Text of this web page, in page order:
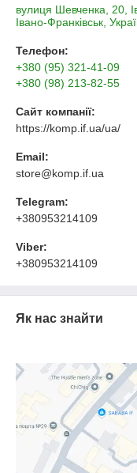
вулиця Шевченка, 20,
Івано-Франківськ,
Телефон:
+380 (95) 321-41-09
+380 (98) 213-82-55
Сайт компанії:
https://komp.if.ua/ua/
Email:
store@komp.if.ua
Telegram:
+380953214109
Viber:
+380953214109
Як нас знайти